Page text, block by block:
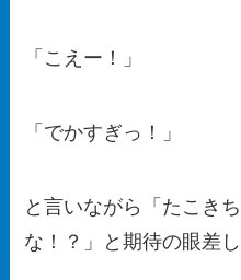
「こえー！」
「でかすぎっ！」
と言いながら「たこき
な！？」と期待の眼差